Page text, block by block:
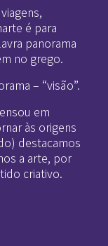
é para
panorama
no grego.
– “visão”.
em
às origens
destacamos
a arte, por
criativo.